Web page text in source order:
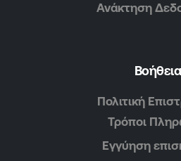
Ανάκτηση
Βοήθεια
Πολιτική
Τρόποι
Εγγύηση